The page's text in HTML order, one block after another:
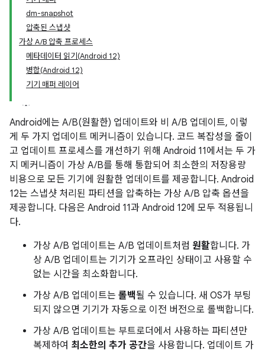
dm-snapshot
압축된 스냅샷
가상 A/B 압축 프로세스
메타데이터 읽기(Android 12)
병합(Android 12)
기기 매퍼 레이어
Android에는 A/B(원활한) 업데이트와 비 A/B 업데이트, 이렇
게 두 가지 업데이트 메커니즘이 있습니다. 코드 복잡성을 줄이
고 업데이트 프로세스를 개선하기 위해 Android 11에서는 두 가
지 메커니즘이 가상 A/B를 통해 통합되어 최소한의 저장용량
비용으로 모든 기기에 원활한 업데이트를 제공합니다. Android
12는 스냅샷 처리된 파티션을 압축하는 가상 A/B 압축 옵션을
제공합니다. 다음은 Android 11과 Android 12에 모두 적용됩니
다.
가상 A/B 업데이트는 A/B 업데이트처럼 원활합니다. 가
상 A/B 업데이트는 기기가 오프라인 상태이고 사용할 수
없는 시간을 최소화합니다.
가상 A/B 업데이트는 롤백될 수 있습니다. 새 OS가 부팅
되지 않으면 기기가 자동으로 이전 버전으로 롤백합니다.
가상 A/B 업데이트는 부트로더에서 사용하는 파티션만
복제하여 최소한의 추가 공간을 사용합니다. 업데이트 가